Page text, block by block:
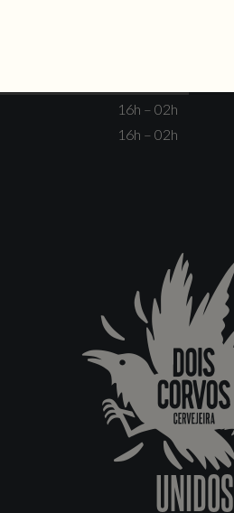
16h – 02h
16h – 02h
UNIDOS